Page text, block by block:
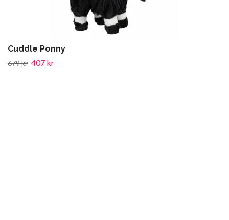
Cuddle Ponny
679 kr 407 kr